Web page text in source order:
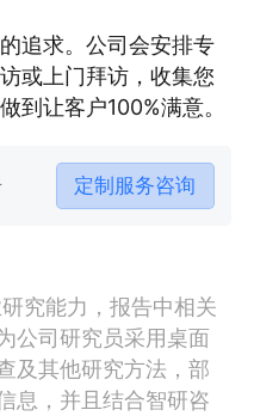
追求。公司会安排专
或上门拜访，收集您
到让客户100%满意。
定制服务咨询
究能力，报告中相关
公司研究员采用桌面
及其他研究方法，部
息，并且结合智研咨